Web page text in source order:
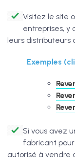
Visitez le site
entreprises, y
leurs distributeurs
Exemples
Si vous avez
fabricant
autorisé à vendre